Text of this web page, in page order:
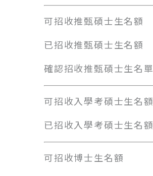
可招收推甄碩士生名額
已招收推甄碩士生名額
確認招收推甄碩士生名單
可招收入學考碩士生名額
已招收入學考碩士生名額
可招收博士生名額